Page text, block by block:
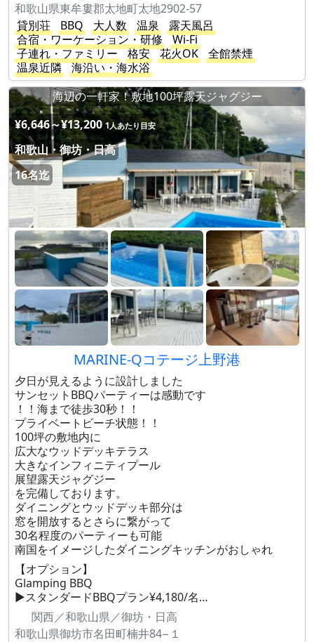
和歌山県東牟婁郡太地町太地2902-57
貸別荘
BBQ 大人数 温泉
露天風呂
合宿・ワーケーション・研修
Wi-Fi
子連れ・ファミリー
格安 花火OK
全館禁煙
温泉近隣
海沿い・海水浴
海辺の一軒家！敷地100坪露天ジャグジー
¥6,646～¥13,200 1人あたり目安
和歌山・御坊・日高
16名迄
MARINE-Qコテージ上野港
夕日が見えるように設計しました
サンセットBBQパーティーは感動です
！！海まで徒歩30秒！！
プライベートビーチ状態！！
100坪の敷地内に
広大なウッドデッキテラス
大きなインフィニティプール
展望露天ジャグジー
を完備しております。
ダイニングとウッドデッキ部分は
窓を開放するとさらに繋がって
30名程度のパーティーも可能
南国をイメージしたダイニングキッチンがおしゃれ
【オプション】
Glamping BBQ
▶︎スタンダードBBQプラン¥4,180/名…
関西／和歌山県／御坊・日高
和歌山県御坊市名田町楠井84−１